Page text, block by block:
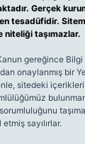
Gerçek
tesadüfidir.
niteliği taşımazlar.
gereğince
onaylanmış bir
sitedeki
sayılırlar.